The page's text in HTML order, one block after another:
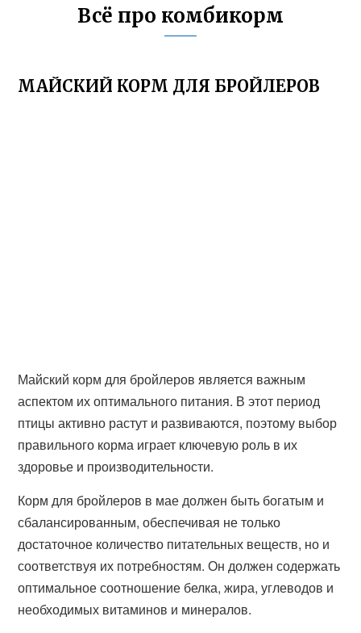
Всё про комбикорм
МАЙСКИЙ КОРМ ДЛЯ БРОЙЛЕРОВ
Майский корм для бройлеров является важным
аспектом их оптимального питания. В этот период
птицы активно растут и развиваются, поэтому выбор
правильного корма играет ключевую роль в их
здоровье и производительности.
Корм для бройлеров в мае должен быть богатым и
сбалансированным, обеспечивая не только
достаточное количество питательных веществ, но и
соответствуя их потребностям. Он должен содержать
оптимальное соотношение белка, жира, углеводов и
необходимых витаминов и минералов.